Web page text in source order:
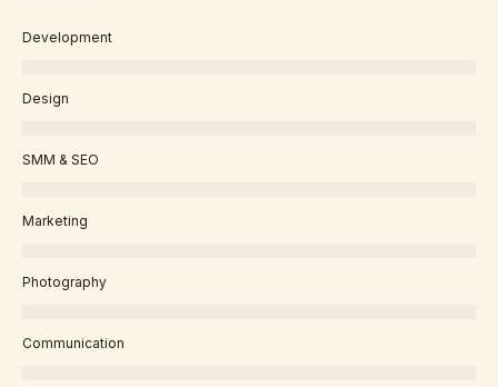
Development
Design
SMM & SEO
Marketing
Photography
Communication